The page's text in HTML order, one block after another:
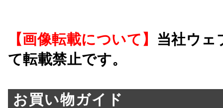
【画像転載について】 当社ウェ
て転載禁止です。
お買い物ガイド